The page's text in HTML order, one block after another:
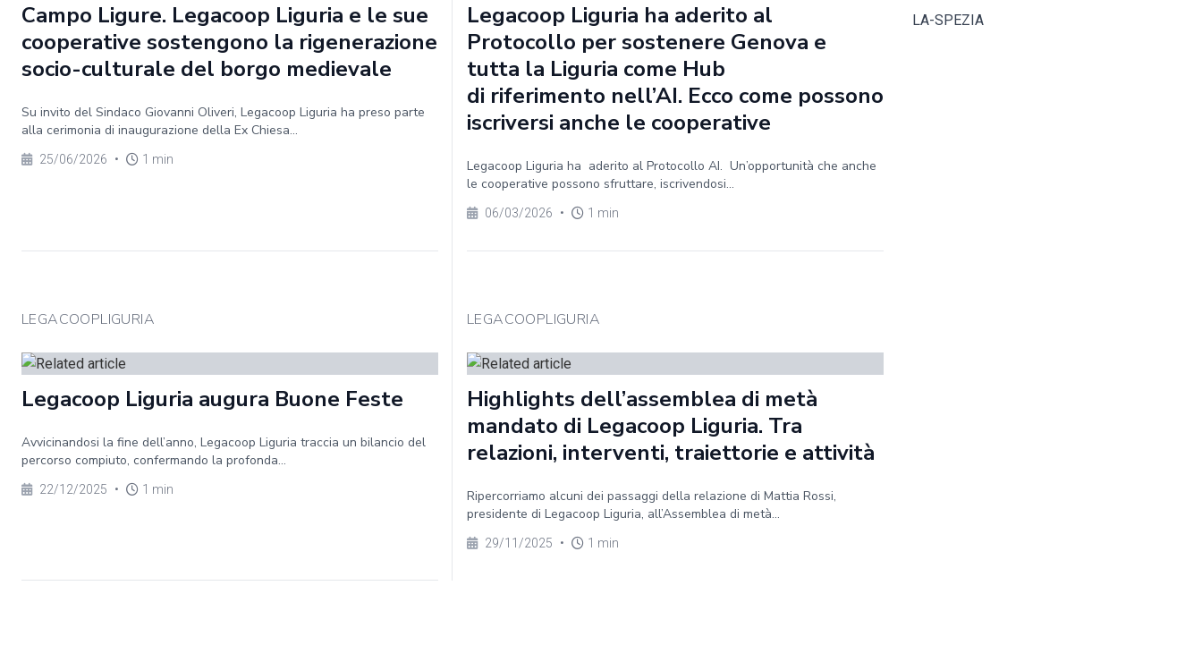
Campo Ligure. Legacoop Liguria e le sue
cooperative sostengono la rigenerazione
socio-culturale del borgo medievale
Su invito del Sindaco Giovanni Oliveri, Legacoop Liguria ha preso parte
alla cerimonia di inaugurazione della Ex Chiesa...
25/06/2026 • 1 min
Legacoop Liguria ha aderito al
Protocollo per sostenere Genova e
tutta la Liguria come Hub
di riferimento nell’AI. Ecco come possono
iscriversi anche le cooperative
Legacoop Liguria ha aderito al Protocollo AI. Un’opportunità che anche
le cooperative possono sfruttare, iscrivendosi...
06/03/2026 • 1 min
LEGACOOPLIGURIA
Legacoop Liguria augura Buone Feste
Avvicinandosi la fine dell’anno, Legacoop Liguria traccia un bilancio del
percorso compiuto, confermando la profonda...
22/12/2025 • 1 min
LEGACOOPLIGURIA
Highlights dell’assemblea di metà
mandato di Legacoop Liguria. Tra
relazioni, interventi, traiettorie e attività
Ripercorriamo alcuni dei passaggi della relazione di Mattia Rossi,
presidente di Legacoop Liguria, all’Assemblea di metà...
29/11/2025 • 1 min
LA-SPEZIA